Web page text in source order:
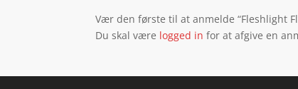
Vær den første til at anmelde “Fleshlight
Du skal være logged in for at afgive en